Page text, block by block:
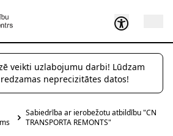
veikti uzlabojumu darbi! Lūdzam
neprecizitātes datos!
Sabiedrība ar ierobežotu atbildību "CN
TRANSPORTA REMONTS"